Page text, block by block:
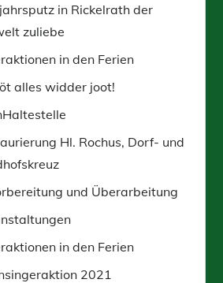
in Rickelrath der
zuliebe
in den Ferien
alles widder joot!
Hl. Rochus, Dorf- und
und Überarbeitung
in den Ferien
2021